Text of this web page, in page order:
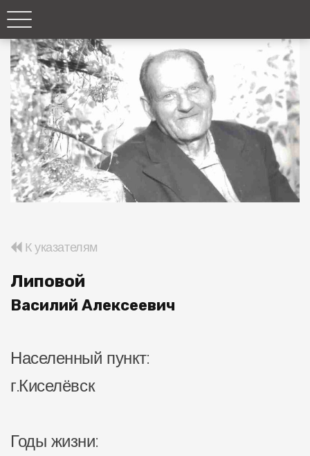
К указателям
Липовой
Василий Алексеевич
Населенный пункт:
г.Киселёвск
Годы жизни: